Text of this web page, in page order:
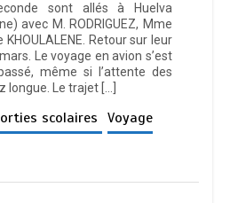
sont allés à Huelva
avec M. RODRIGUEZ, Mme
KHOULALENE. Retour sur leur
Le voyage en avion s’est
même si l’attente des
longue. Le trajet […]
scolaires Voyage